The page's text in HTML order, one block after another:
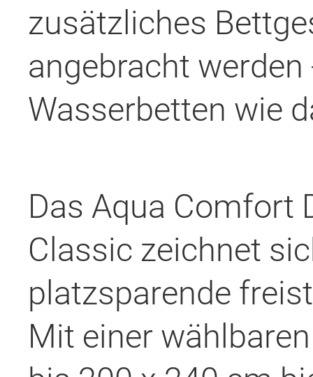
zusätzliches
angebracht
Wasserbetten wie
Das Aqua Comfort
Classic zeichnet
platzsparende
Mit einer